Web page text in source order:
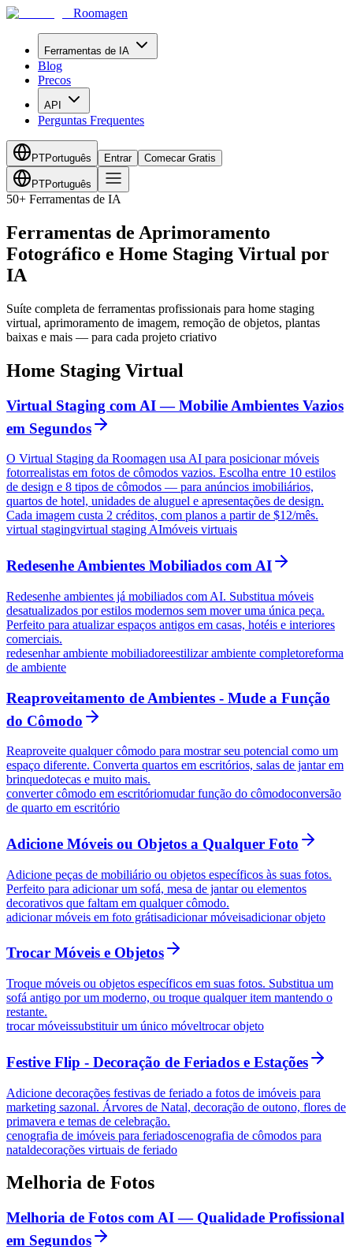
Roomagen
Ferramentas de IA
Blog
Precos
API
Perguntas Frequentes
PTPortuguês Entrar Comecar Gratis
PTPortuguês
50+ Ferramentas de IA
Ferramentas de Aprimoramento
Fotográfico e Home Staging Virtual por
IA
Suíte completa de ferramentas profissionais para home staging
virtual, aprimoramento de imagem, remoção de objetos, plantas
baixas e mais — para cada projeto criativo
Home Staging Virtual
Virtual Staging com AI — Mobilie Ambientes Vazios
em Segundos
O Virtual Staging da Roomagen usa AI para posicionar móveis
fotorrealistas em fotos de cômodos vazios. Escolha entre 10 estilos
de design e 8 tipos de cômodos — para anúncios imobiliários,
quartos de hotel, unidades de aluguel e apresentações de design.
Cada imagem custa 2 créditos, com planos a partir de $12/mês.
virtual stagingvirtual staging AImóveis virtuais
Redesenhe Ambientes Mobiliados com AI
Redesenhe ambientes já mobiliados com AI. Substitua móveis
desatualizados por estilos modernos sem mover uma única peça.
Perfeito para atualizar espaços antigos em casas, hotéis e interiores
comerciais.
redesenhar ambiente mobiliadoreestilizar ambiente completoreforma
de ambiente
Reaproveitamento de Ambientes - Mude a Função
do Cômodo
Reaproveite qualquer cômodo para mostrar seu potencial como um
espaço diferente. Converta quartos em escritórios, salas de jantar em
brinquedotecas e muito mais.
converter cômodo em escritóriomudar função do cômodoconversão
de quarto em escritório
Adicione Móveis ou Objetos a Qualquer Foto
Adicione peças de mobiliário ou objetos específicos às suas fotos.
Perfeito para adicionar um sofá, mesa de jantar ou elementos
decorativos que faltam em qualquer cômodo.
adicionar móveis em foto grátisadicionar móveisadicionar objeto
Trocar Móveis e Objetos
Troque móveis ou objetos específicos em suas fotos. Substitua um
sofá antigo por um moderno, ou troque qualquer item mantendo o
restante.
trocar móveissubstituir um único móveltrocar objeto
Festive Flip - Decoração de Feriados e Estações
Adicione decorações festivas de feriado a fotos de imóveis para
marketing sazonal. Árvores de Natal, decoração de outono, flores de
primavera e temas de celebração.
cenografia de imóveis para feriadoscenografia de cômodos para
nataldecorações virtuais de feriado
Melhoria de Fotos
Melhoria de Fotos com AI — Qualidade Profissional
em Segundos